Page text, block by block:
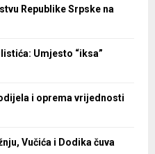
Republike Srpske na
Umjesto “iksa”
i oprema vrijednosti
Vučića i Dodika čuva